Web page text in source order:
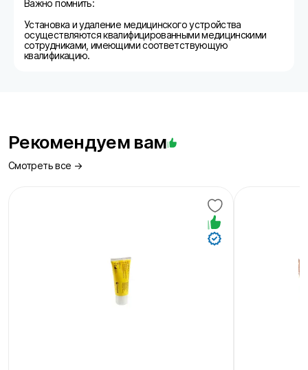
Важно помнить:
Установка и удаление медицинского устройства
осуществляются квалифицированными медицинскими
сотрудниками, имеющими соответствующую
квалификацию.
Рекомендуем вам
Смотреть все →